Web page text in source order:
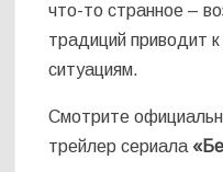
что-то странное –
традиций приводит
ситуациям.
Смотрите
трейлер сериала